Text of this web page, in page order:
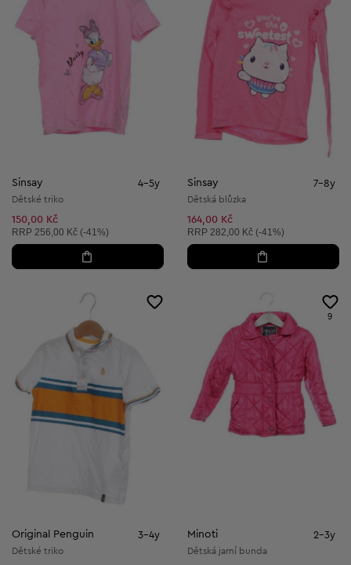
Sinsay 4-5y
Dětské triko
150,00 Kč
Doporučená cena:
RRP 256,00 Kč (-41%)
Sinsay 7-8y
Dětská blůzka
164,00 Kč
Doporučená cena:
RRP 282,00 Kč (-41%)
Original Penguin 3-4y
Dětské triko
9
Minoti 2-3y
Dětská jarní bunda